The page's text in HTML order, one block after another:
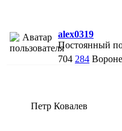
alex0319
Постоянный
704 284
Петр Ковалев